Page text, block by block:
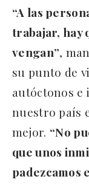
“A las
trabajar, hay
vengan”,
su punto de
autóctonos e
nuestro país
mejor. “No
que unos
padezcamos